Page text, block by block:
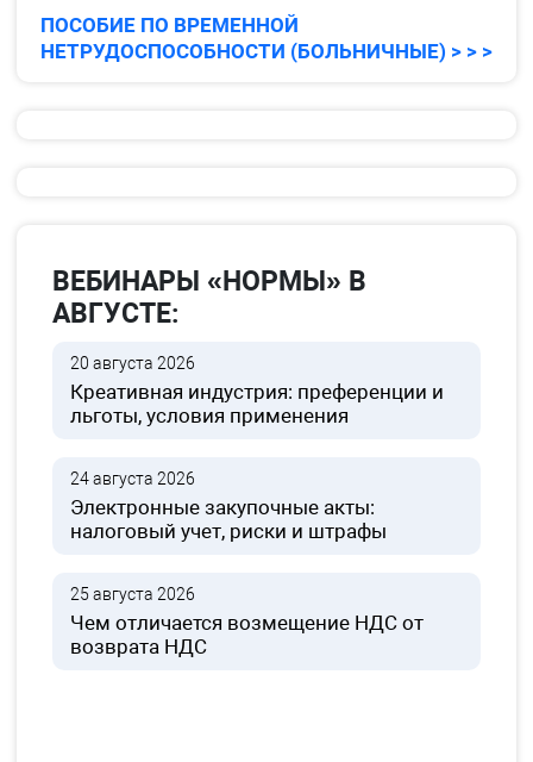
ПОСОБИЕ ПО ВРЕМЕННОЙ
НЕТРУДОСПОСОБНОСТИ (БОЛЬНИЧНЫЕ) > > >
ВЕБИНАРЫ «НОРМЫ» В
АВГУСТЕ:
20 августа 2026
Креативная индустрия: преференции и
льготы, условия применения
24 августа 2026
Электронные закупочные акты:
налоговый учет, риски и штрафы
25 августа 2026
Чем отличается возмещение НДС от
возврата НДС